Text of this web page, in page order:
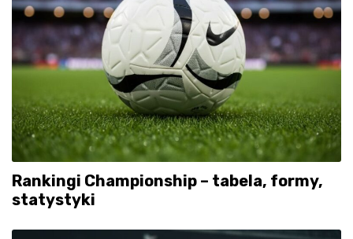
Rankingi Championship – tabela, formy,
statystyki